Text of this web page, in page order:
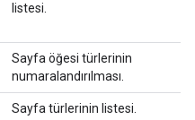
listesi.
Sayfa öğesi türlerinin
numaralandırılması.
Sayfa türlerinin listesi.